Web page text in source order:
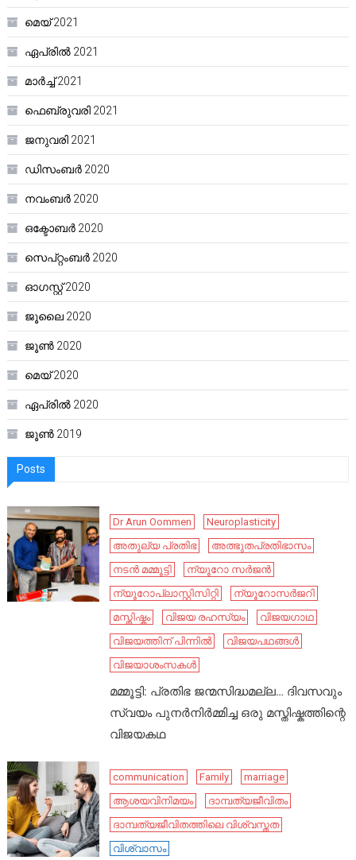
മെയ്‌ 2021
ഏപ്രിൽ 2021
മാർച്ച്‌ 2021
ഫെബ്രുവരി 2021
ജനുവരി 2021
ഡിസംബർ 2020
നവംബർ 2020
ഒക്ടോബർ 2020
സെപ്റ്റംബർ 2020
ഓഗസ്റ്റ്‌ 2020
ജൂലൈ 2020
ജൂൺ 2020
മെയ്‌ 2020
ഏപ്രിൽ 2020
ജൂൺ 2019
Posts
Dr Arun Oommen
Neuroplasticity
അതുല്യ പ്രതിഭ
അത്ഭുതപ്രതിഭാസം
നടൻ മമ്മൂട്ടി
ന്യൂറോ സർജൻ
ന്യൂറോപ്ലാസ്റ്റിസിറ്റി
ന്യൂറോസർജറി
മസ്തിഷ്കം
വിജയ രഹസ്യം
വിജയഗാഥ
വിജയത്തിന് പിന്നിൽ
വിജയപഥങ്ങൾ
വിജയാശംസകൾ
മമ്മൂട്ടി: പ്രതിഭ ജന്മസിദ്ധമല്ല… ദിവസവും
സ്വയം പുനർനിർമ്മിച്ച ഒരു മസ്തിഷ്കത്തിന്റെ
വിജയകഥ
communication Family
marriage
ആശയവിനിമയം
ദാമ്പത്യജീവിതം
ദാമ്പത്യജീവിതത്തിലെ വിശ്വസ്തത
വിശ്വാസം